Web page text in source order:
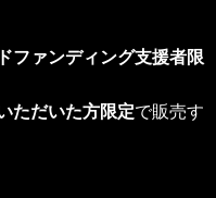
ファンディング支援者限
ただいた方限定で販売す